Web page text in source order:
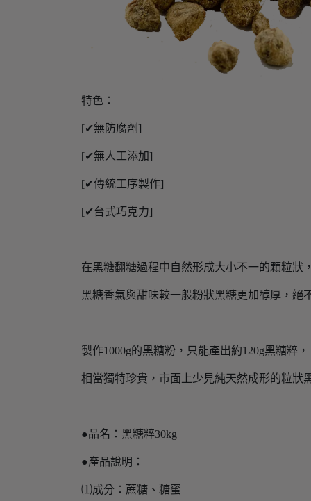
特色：
[✔無防腐劑]
[✔無人工添加]
[✔傳統工序製作]
[✔台式巧克力]
在黑糖翻糖過程中自然形成大小不一的顆粒狀
黑糖香氣與甜味較一般粉狀黑糖更加醇厚，絕
製作1000g的黑糖粉，只能產出約120g黑糖粹，
相當獨特珍貴，市面上少見純天然成形的粒狀
●品名：黑糖粹30kg
●產品說明：
⑴成分：蔗糖、糖蜜